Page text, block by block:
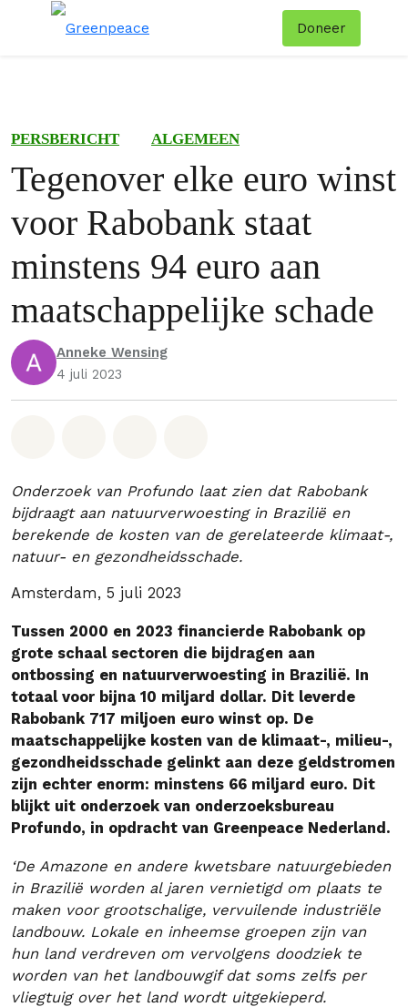
Doneer
PERSBERICHT ALGEMEEN
Tegenover elke euro winst
voor Rabobank staat
minstens 94 euro aan
maatschappelijke schade
Anneke Wensing
4 juli 2023
Onderzoek van Profundo laat zien dat Rabobank
bijdraagt aan natuurverwoesting in Brazilië en
berekende de kosten van de gerelateerde klimaat-,
natuur- en gezondheidsschade.
Amsterdam, 5 juli 2023
Tussen 2000 en 2023 financierde Rabobank op
grote schaal sectoren die bijdragen aan
ontbossing en natuurverwoesting in Brazilië. In
totaal voor bijna 10 miljard dollar. Dit leverde
Rabobank 717 miljoen euro winst op. De
maatschappelijke kosten van de klimaat-, milieu-,
gezondheidsschade gelinkt aan deze geldstromen
zijn echter enorm: minstens 66 miljard euro. Dit
blijkt uit onderzoek van onderzoeksbureau
Profundo, in opdracht van Greenpeace Nederland.
‘De Amazone en andere kwetsbare natuurgebieden
in Brazilië worden al jaren vernietigd om plaats te
maken voor grootschalige, vervuilende industriële
landbouw. Lokale en inheemse groepen zijn van
hun land verdreven om vervolgens doodziek te
worden van het landbouwgif dat soms zelfs per
vliegtuig over het land wordt uitgekieperd.